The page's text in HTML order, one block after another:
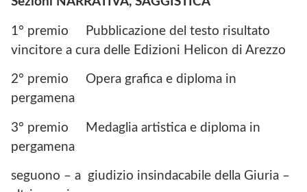
1° premio Pubblicazione del testo risultato
vincitore a cura delle Edizioni Helicon di Arezzo
2° premio Opera grafica e diploma in
pergamena
3° premio Medaglia artistica e diploma in
pergamena
seguono – a giudizio insindacabile della Giuria –